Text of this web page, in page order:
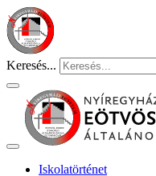
Keresés...
Iskolatörténet